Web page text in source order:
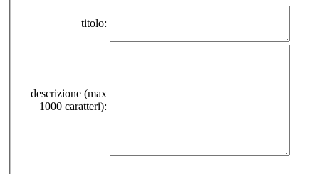
titolo:
descrizione (max
1000 caratteri):